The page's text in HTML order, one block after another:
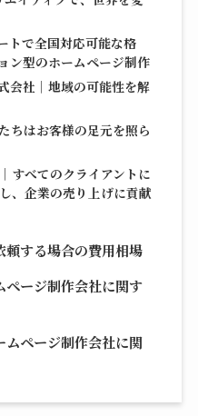
で全国対応可能な格
ン型のホームページ制作
会社｜地域の可能性を解
ちはお客様の足元を照ら
すべてのクライアントに
、企業の売り上げに貢献
頼する場合の費用相場
ページ制作会社に関す
ムページ制作会社に関